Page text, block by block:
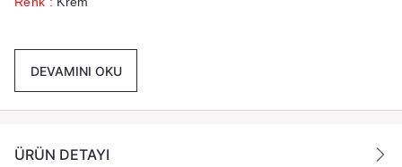
Mumları yanıcı maddelerin yakınlarına koymayın.
DEVAMINI OKU
ÜRÜN DETAYI